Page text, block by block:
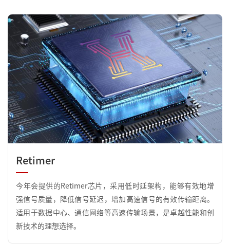
Retimer
今年会提供的Retimer芯片，采用低时延架构，能够有效地增
强信号质量，降低信号延迟，增加高速信号的有效传输距离。
适用于数据中心、通信网络等高速传输场景，是卓越性能和创
新技术的理想选择。